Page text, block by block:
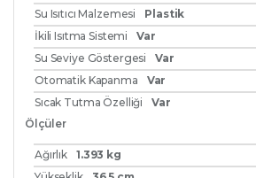
Su Isıtıcı Malzemesi
Plastik
İkili Isıtma Sistemi
Var
Su Seviye Göstergesi
Var
Otomatik Kapanma
Var
Sıcak Tutma Özelliği
Var
Ölçüler
Ağırlık
1.393 kg